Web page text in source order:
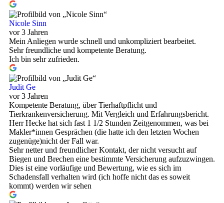
Nicole Sinn
vor 3 Jahren
Mein Anliegen wurde schnell und unkompliziert bearbeitet.
Sehr freundliche und kompetente Beratung.
Ich bin sehr zufrieden.
Judit Ge
vor 3 Jahren
Kompetente Beratung, über Tierhaftpflicht und
Tierkrankenversicherung. Mit Vergleich und Erfahrungsbericht.
Herr Hecke hat sich fast 1 1/2 Stunden Zeitgenommen, was bei
Makler*innen Gesprächen (die hatte ich den letzten Wochen
zugenüge)nicht der Fall war.
Sehr netter und freundlicher Kontakt, der nicht versucht auf
Biegen und Brechen eine bestimmte Versicherung aufzuzwingen.
Dies ist eine vorläufige und Bewertung, wie es sich im
Schadensfall verhalten wird (ich hoffe nicht das es soweit
kommt) werden wir sehen